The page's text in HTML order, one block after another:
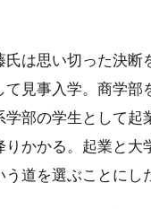
は思い切った決断
見事入学。商学
部の学生として
かかる。起業と
道を選ぶことにし